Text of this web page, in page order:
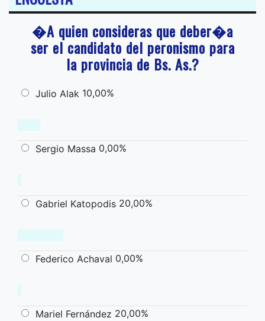
�A quien consideras que deber�a
ser el candidato del peronismo para
la provincia de Bs. As.?
Julio Alak 10,00%
Sergio Massa 0,00%
Gabriel Katopodis 20,00%
Federico Achaval 0,00%
Mariel Fernández 20,00%